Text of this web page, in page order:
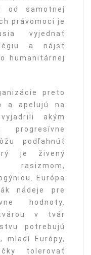
od samotnej
právomoci je
vyjednať
a nájsť
humanitárnej
preto
a apelujú na
akým
progresívne
podľahnúť
je živený
Európa
nádeje pre
hodnoty.
v tvár
potrebujú
mladí Európy,
tolerovať